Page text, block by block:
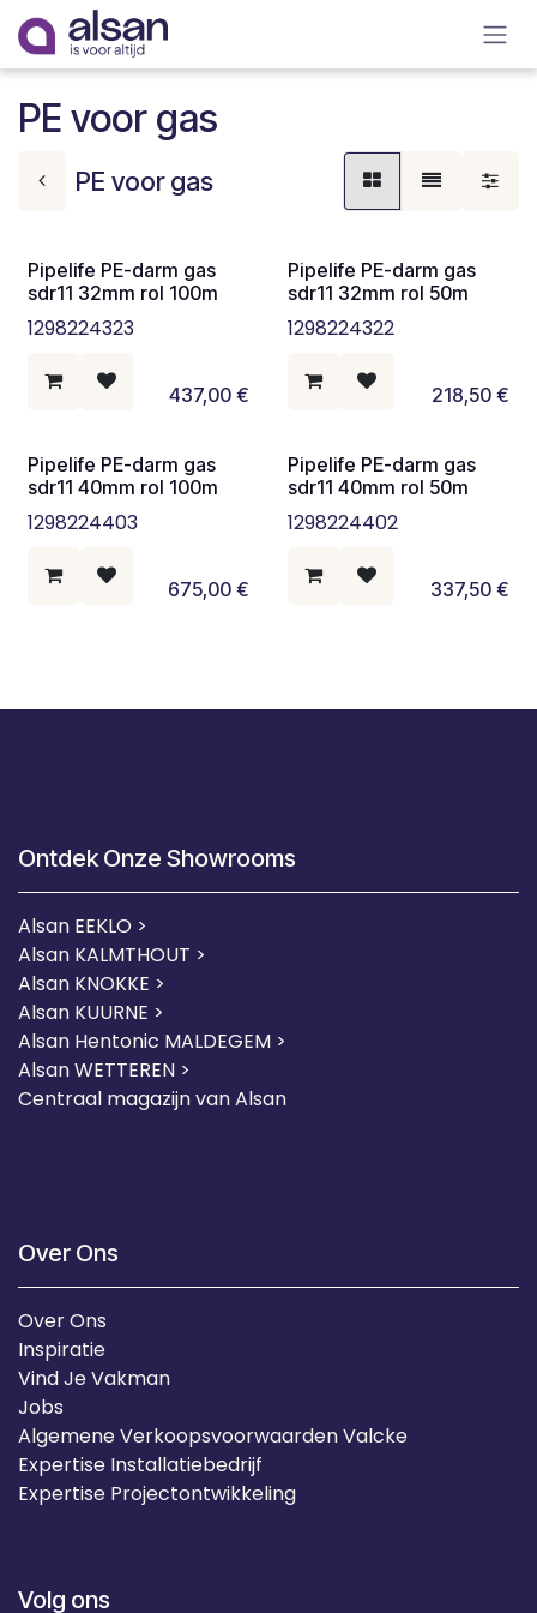
Overslaan naar inhoud
PE voor gas
PE voor gas
Pipelife PE-darm gas
sdr11 32mm rol 100m
1298224323
437,00€
Pipelife PE-darm gas
sdr11 32mm rol 50m
1298224322
218,50€
Pipelife PE-darm gas
sdr11 40mm rol 100m
1298224403
675,00€
Pipelife PE-darm gas
sdr11 40mm rol 50m
1298224402
337,50€
Ontdek Onze Showrooms
Alsan EEKLO >
Alsan KALMTHOUT >
Alsan KNOKKE >
Alsan KUURNE >
Alsan Hentonic MALDEGEM >
Alsan WETTEREN >
Centraal magazijn van Alsan
Over Ons
Over Ons
Inspiratie
Vind Je Vakman
Jobs
Algemene Verkoopsvoorwaarden Valcke
Expertise Installatiebedrijf
Expertise Projectontwikkeling
Volg ons